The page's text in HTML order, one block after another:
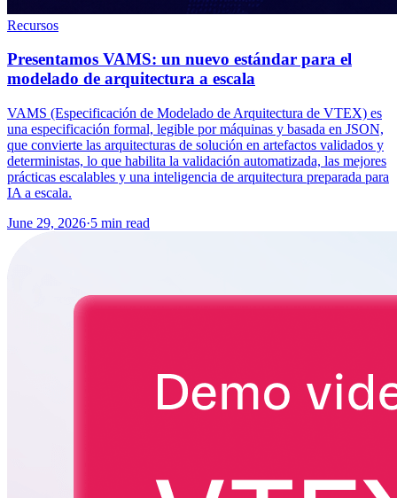
Recursos
Presentamos VAMS: un nuevo estándar para el
modelado de arquitectura a escala
VAMS (Especificación de Modelado de Arquitectura de VTEX) es
una especificación formal, legible por máquinas y basada en JSON,
que convierte las arquitecturas de solución en artefactos validados y
deterministas, lo que habilita la validación automatizada, las mejores
prácticas escalables y una inteligencia de arquitectura preparada para
IA a escala.
June 29, 2026·5 min read